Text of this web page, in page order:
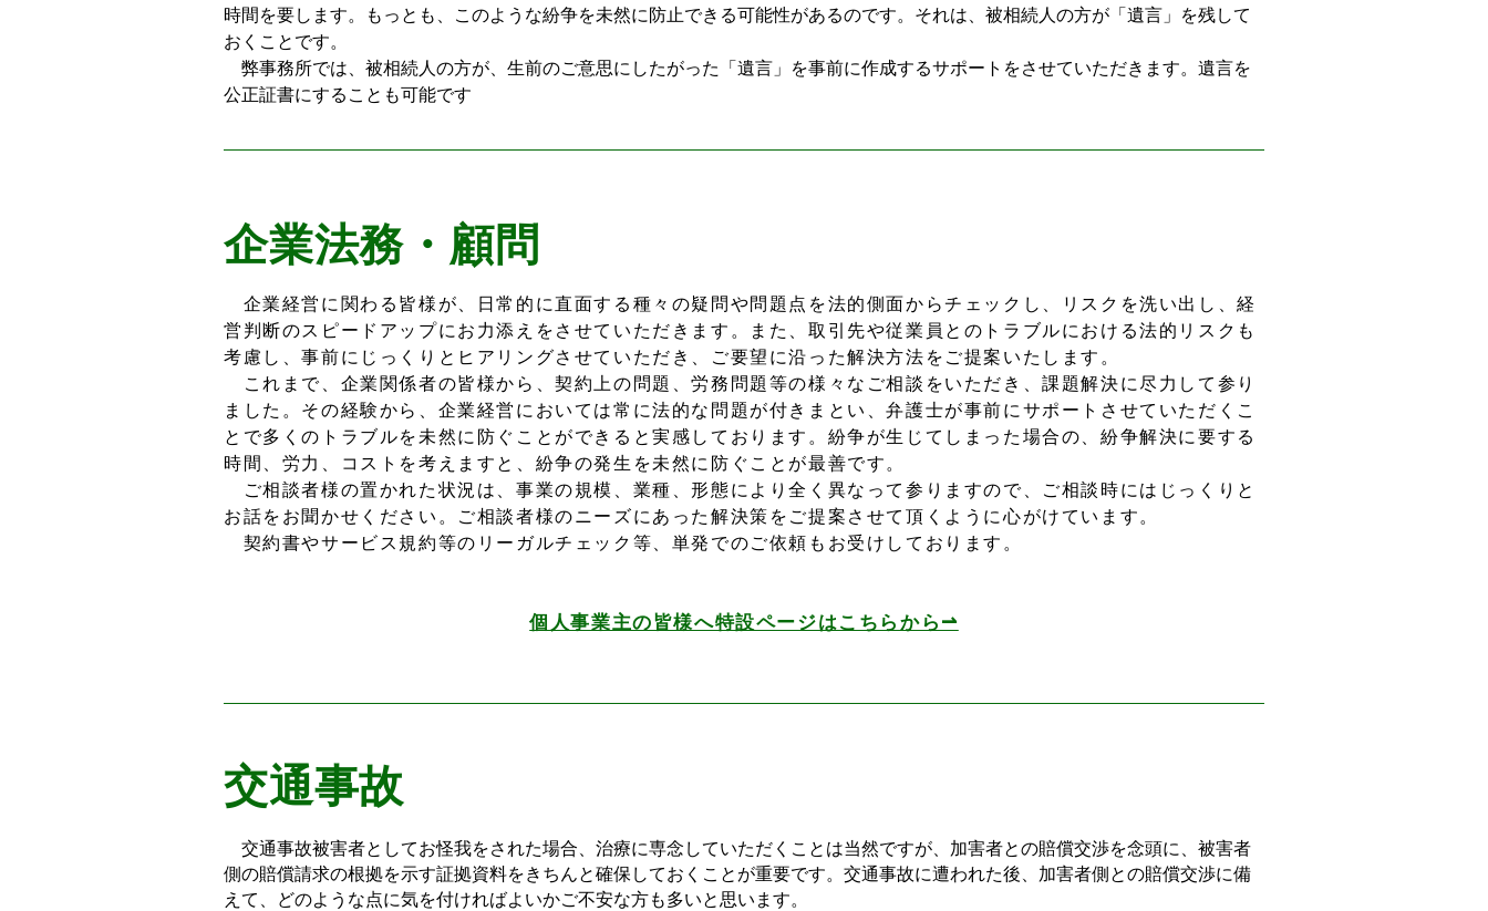
時間を要します。もっとも、このような紛争を未然に防止できる可能性があるのです。それは、被相続人の方が「遺言」を残して
おくことです。
弊事務所では、被相続人の方が、生前のご意思にしたがった「遺言」を事前に作成するサポートをさせていただきます。遺言を
公正証書にすることも可能です
企業法務・顧問
企業経営に関わる皆様が、日常的に直面する種々の疑問や問題点を法的側面からチェックし、リスクを洗い出し、経
営判断のスピードアップにお力添えをさせていただきます。
また、取引先や従業員とのトラブルにおける法的リスクも
考慮し、事前にじっくりとヒアリングさせていただき、ご要望に沿った解決方法をご提案いたします。
これまで、企業関係者の皆様から、契約上の問題、労務問題等の様々なご相談をいただき、課題解決に尽力して参り
ました。その経験から、企業経営においては常に法的な問題が付きまとい、弁護士が事前にサポートさせていただくこ
とで多くのトラブルを未然に防ぐことができると実感しております。紛争が生じてしまった場合の、紛争解決に要する
時間、労力、コストを考えますと、紛争の発生を未然に防ぐことが最善です。
ご相談者様の置かれた状況は、事業の規模、業種、形態により全く異なって参りますので、ご相談時にはじっくりと
お話をお聞かせください。ご相談者様のニーズにあった解決策をご提案させて頂くように心がけています。
契約書やサービス規約等のリーガルチェック等、単発でのご依頼もお受けしております。
個人事業主の皆様へ特設ページはこちらから⇀
交通事故
交通事故被害者としてお怪我をされた場合、治療に専念していただくことは当然ですが、加害者との賠償交渉を念頭に、被害者
側の賠償請求の根拠を示す証拠資料をきちんと確保しておくことが重要です。交通事故に遭われた後、加害者側との賠償交渉に備
えて、どのような点に気を付ければよいかご不安な方も多いと思います。